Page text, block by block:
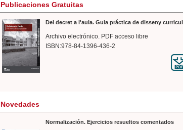
Publicaciones Gratuitas
Del decret a l'aula. Guia práctica de disseny
Archivo electrónico. PDF acceso libre
ISBN:978-84-1396-436-2
Novedades
Normalización. Ejercicios resueltos comentados